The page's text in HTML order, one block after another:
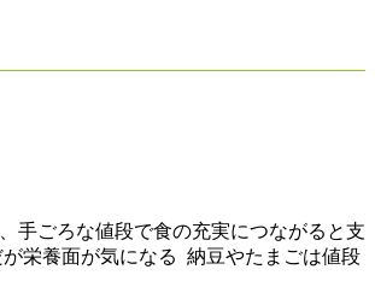
手ごろな値段で食の充実につながると支
栄養面が気になる 納豆やたまごは値段